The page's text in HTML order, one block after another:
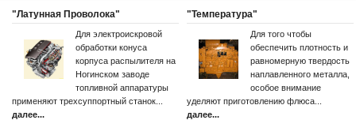
"Латунная Проволока"
Для электроискровой
обработки конуса
корпуса распылителя на
Ногинском заводе
топливной аппаратуры
применяют трехсуппортный станок...
далее...
"Температура"
Для того чтобы
обеспечить плотность и
равномерную твердость
наплавленного металла,
особое внимание
уделяют приготовлению флюса...
далее...